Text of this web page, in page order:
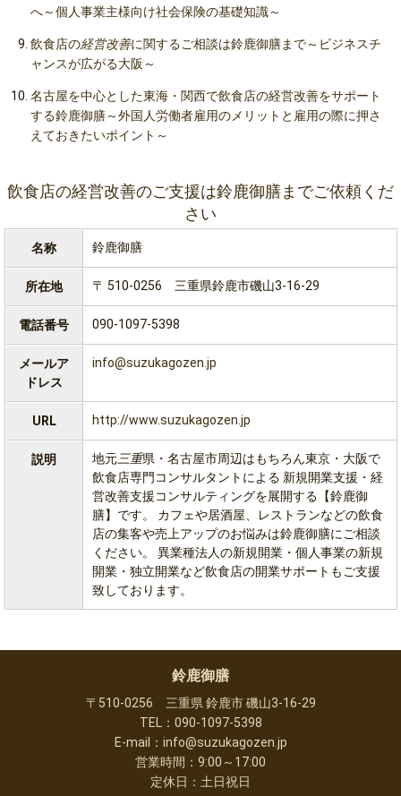
へ～個人事業主様向け社会保険の基礎知識～
飲食店の経営改善に関するご相談は鈴鹿御膳まで～ビジネスチ
ャンスが広がる大阪～
名古屋を中心とした東海・関西で飲食店の経営改善をサポート
する鈴鹿御膳～外国人労働者雇用のメリットと雇用の際に押さ
えておきたいポイント～
飲食店の経営改善のご支援は鈴鹿御膳までご依頼くだ
さい
名称 鈴鹿御膳
所在地 〒 510-0256 三重県鈴鹿市磯山3-16-29
電話番号 090-1097-5398
メールア
ドレス
info@suzukagozen.jp
URL http://www.suzukagozen.jp
説明 地元三重県・名古屋市周辺はもちろん東京・大阪で
飲食店専門コンサルタントによる 新規開業支援・経
営改善支援コンサルティングを展開する【鈴鹿御
膳】です。 カフェや居酒屋、レストランなどの飲食
店の集客や売上アップのお悩みは鈴鹿御膳にご相談
ください。 異業種法人の新規開業・個人事業の新規
開業・独立開業など飲食店の開業サポートもご支援
致しております。
鈴鹿御膳
〒510-0256 三重県 鈴鹿市 磯山3-16-29
TEL：090-1097-5398
E-mail：info@suzukagozen.jp
営業時間：9:00～17:00
定休日：土日祝日